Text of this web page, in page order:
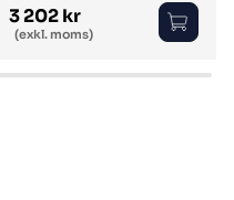
Ordinarie pris
3 202 kr
(exkl. moms)